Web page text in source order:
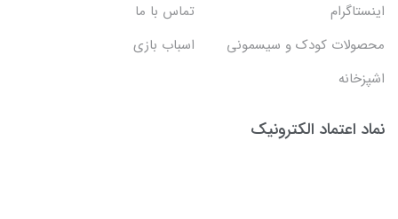
اینستاگرام
تماس با ما
محصولات کودک و سیسمونی
اسباب بازی
اشپزخانه
نماد اعتماد الکترونیک